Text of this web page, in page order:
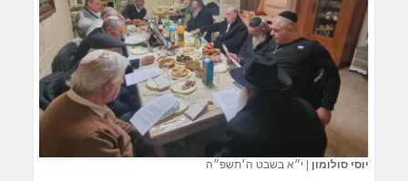
יוסי סולומון י״א בשבט ה׳תשפ״ה